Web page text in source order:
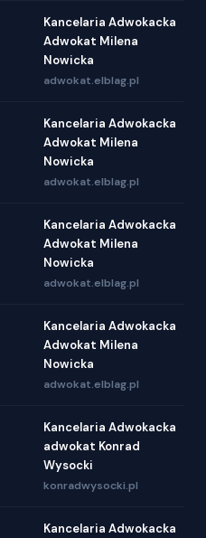
Kancelaria Adwokacka
Adwokat Milena
Nowicka
adwokat.elblag.pl
Kancelaria Adwokacka
Adwokat Milena
Nowicka
adwokat.elblag.pl
Kancelaria Adwokacka
Adwokat Milena
Nowicka
adwokat.elblag.pl
Kancelaria Adwokacka
Adwokat Milena
Nowicka
adwokat.elblag.pl
Kancelaria Adwokacka
adwokat Konrad
Wysocki
konradwysocki.pl
Kancelaria Adwokacka